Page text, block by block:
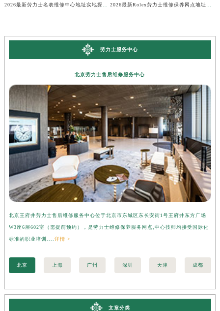
劳力士服务中心
北京劳力士售后维修服务中心
北京王府井劳力士售后维修服务中心位于北京市东城区东长安街1号王府井东方广场
W3座6层602室（需提前预约），是劳力士维修保养服务网点,中心技师均接受国际化
标准的职业培训....详情 >
北京 上海 广州 深圳 天津 成都
文章分类